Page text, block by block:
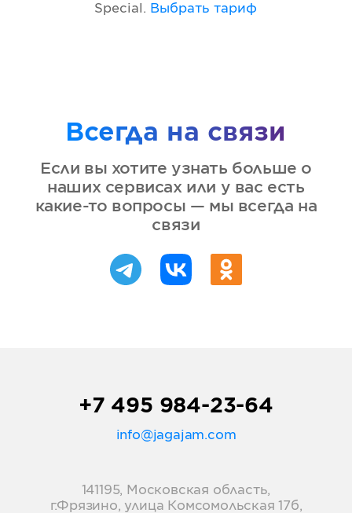
Special . Выбрать тариф
Всегда на связи
Если вы хотите узнать больше о
наших сервисах или у вас есть
какие-то вопросы — мы всегда на
связи
+7 495 984-23-64
info@jagajam.com
141195, Московская область,
г.Фрязино, улица Комсомольская 17б,